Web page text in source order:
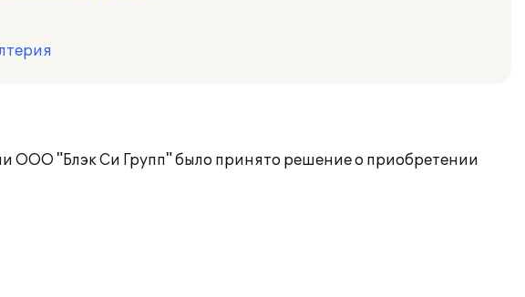
ООО "Блэк Си Групп" было принято решение о приобретении